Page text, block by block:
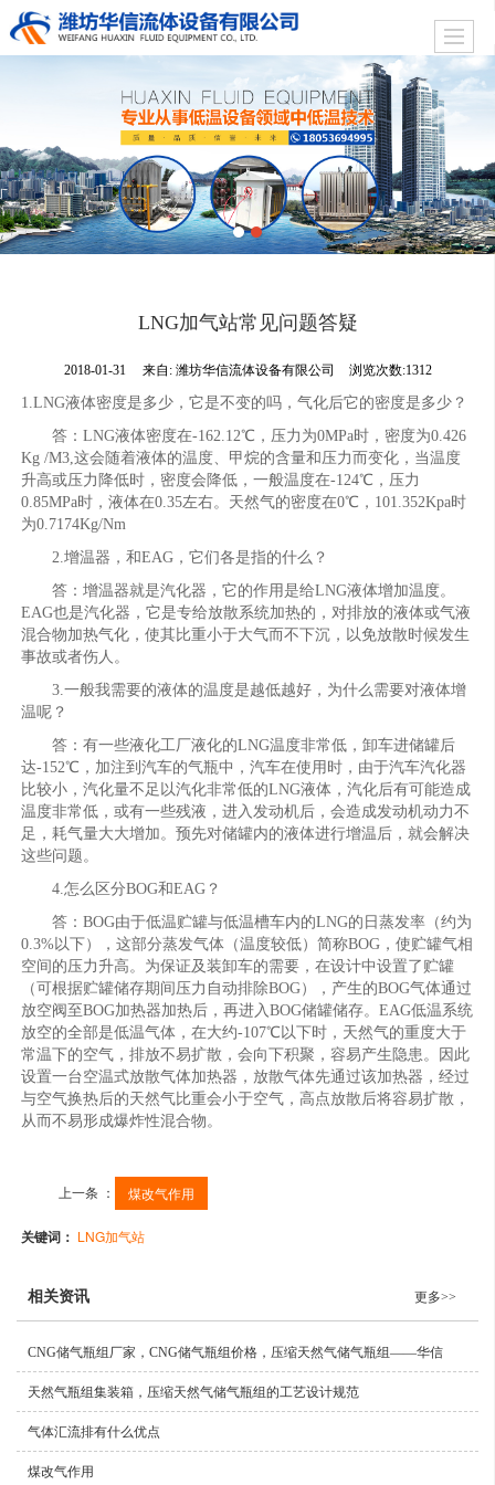
LNG加气站常见问题答疑
2018-01-31 来自: 潍坊华信流体设备有限公司 浏览次数:1312
1.LNG液体密度是多少，它是不变的吗，气化后它的密度是多少？
答：LNG液体密度在-162.12℃，压力为0MPa时，密度为0.426
Kg /M3,这会随着液体的温度、甲烷的含量和压力而变化，当温度
升高或压力降低时，密度会降低，一般温度在-124℃，压力
0.85MPa时，液体在0.35左右。天然气的密度在0℃，101.352Kpa时
为0.7174Kg/Nm
2.增温器，和EAG，它们各是指的什么？
答：增温器就是汽化器，它的作用是给LNG液体增加温度。
EAG也是汽化器，它是专给放散系统加热的，对排放的液体或气液
混合物加热气化，使其比重小于大气而不下沉，以免放散时候发生
事故或者伤人。
3.一般我需要的液体的温度是越低越好，为什么需要对液体增
温呢？
答：有一些液化工厂液化的LNG温度非常低，卸车进储罐后
达-152℃，加注到汽车的气瓶中，汽车在使用时，由于汽车汽化器
比较小，汽化量不足以汽化非常低的LNG液体，汽化后有可能造成
温度非常低，或有一些残液，进入发动机后，会造成发动机动力不
足，耗气量大大增加。预先对储罐内的液体进行增温后，就会解决
这些问题。
4.怎么区分BOG和EAG？
答：BOG由于低温贮罐与低温槽车内的LNG的日蒸发率（约为
0.3%以下），这部分蒸发气体（温度较低）简称BOG，使贮罐气相
空间的压力升高。为保证及装卸车的需要，在设计中设置了贮罐
（可根据贮罐储存期间压力自动排除BOG），产生的BOG气体通过
放空阀至BOG加热器加热后，再进入BOG储罐储存。EAG低温系统
放空的全部是低温气体，在大约-107℃以下时，天然气的重度大于
常温下的空气，排放不易扩散，会向下积聚，容易产生隐患。因此
设置一台空温式放散气体加热器，放散气体先通过该加热器，经过
与空气换热后的天然气比重会小于空气，高点放散后将容易扩散，
从而不易形成爆炸性混合物。
上一条 ： 煤改气作用
关键词： LNG加气站
相关资讯 更多>>
CNG储气瓶组厂家，CNG储气瓶组价格，压缩天然气储气瓶组——华信
天然气瓶组集装箱，压缩天然气储气瓶组的工艺设计规范
气体汇流排有什么优点
煤改气作用